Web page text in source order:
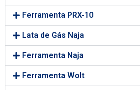
Ferramenta PRX-10
Lata de Gás Naja
Ferramenta Naja
Ferramenta Wolt